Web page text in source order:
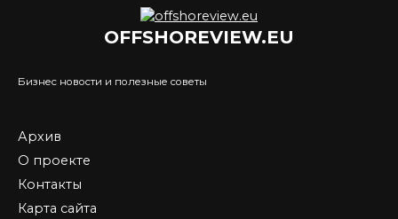
OFFSHOREVIEW.EU
Бизнес новости и полезные советы
Архив
О проекте
Контакты
Карта сайта